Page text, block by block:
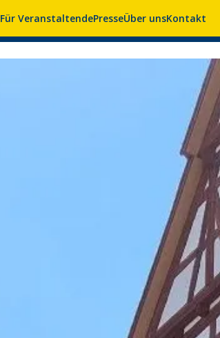
Für VeranstaltendePresseÜber unsKontakt